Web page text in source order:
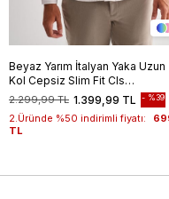
Beyaz Yarım İtalyan Yaka Uzun
Kol Cepsiz Slim Fit Cls
Gömlek 1004255174
1.399,99 TL
2.299,99 TL %39
2.Üründe %50 indirimli fiyatı:
TL